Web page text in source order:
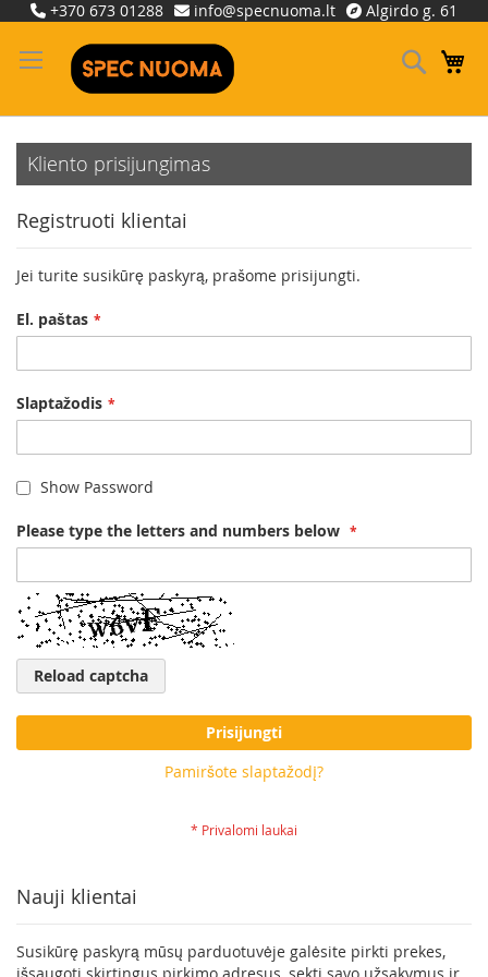
Skip
Content
+370 673 01288 info@specnuoma.lt Algirdo g. 61
Ieškoti
Kliento prisijungimas
Registruoti klientai
Jei turite susikūrę paskyrą, prašome prisijungti.
El. paštas
Slaptažodis
Show Password
Please type the letters and numbers below
Reload captcha
Prisijungti
Pamiršote slaptažodį?
Nauji klientai
Susikūrę paskyrą mūsų parduotuvėje galėsite pirkti prekes,
išsaugoti skirtingus pirkimo adresus, sekti savo užsakymus ir